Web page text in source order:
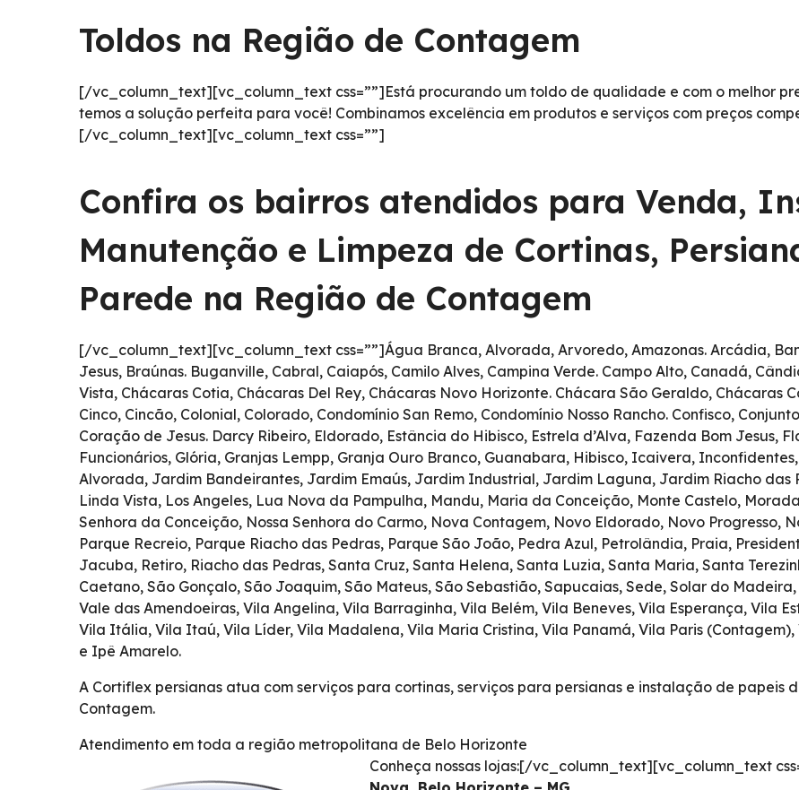
Toldos na Região de Contagem
[/vc_column_text][vc_column_text css=””]Está procurando um toldo de qualidade e com o melhor
temos a solução perfeita para você! Combinamos excelência em produtos e serviços com preços
[/vc_column_text][vc_column_text css=””]
Confira os bairros atendidos para Venda,
Manutenção e Limpeza de Cortinas,
Parede na Região de Contagem
[/vc_column_text][vc_column_text css=””]Água Branca, Alvorada, Arvoredo, Amazonas. Arcádia,
Jesus, Braúnas. Buganville, Cabral, Caiapós, Camilo Alves, Campina Verde. Campo Alto, Canadá,
Vista, Chácaras Cotia, Chácaras Del Rey, Chácaras Novo Horizonte. Chácara São Geraldo,
Cinco, Cincão, Colonial, Colorado, Condomínio San Remo, Condomínio Nosso Rancho. Confisco,
Coração de Jesus. Darcy Ribeiro, Eldorado, Estância do Hibisco, Estrela d’Alva, Fazenda Bom Jesus,
Funcionários, Glória, Granjas Lempp, Granja Ouro Branco, Guanabara, Hibisco, Icaivera,
Alvorada, Jardim Bandeirantes, Jardim Emaús, Jardim Industrial, Jardim Laguna, Jardim Riacho
Linda Vista, Los Angeles, Lua Nova da Pampulha, Mandu, Maria da Conceição, Monte Castelo,
Senhora da Conceição, Nossa Senhora do Carmo, Nova Contagem, Novo Eldorado, Novo Progresso,
Parque Recreio, Parque Riacho das Pedras, Parque São João, Pedra Azul, Petrolândia, Praia,
Jacuba, Retiro, Riacho das Pedras, Santa Cruz, Santa Helena, Santa Luzia, Santa Maria, Santa
Caetano, São Gonçalo, São Joaquim, São Mateus, São Sebastião, Sapucaias, Sede, Solar do
Vale das Amendoeiras, Vila Angelina, Vila Barraginha, Vila Belém, Vila Beneves, Vila Esperança, Vila
Vila Itália, Vila Itaú, Vila Líder, Vila Madalena, Vila Maria Cristina, Vila Panamá, Vila Paris
e Ipê Amarelo.
A Cortiflex persianas atua com serviços para cortinas, serviços para persianas e instalação de papeis
Contagem.
Atendimento em toda a região metropolitana de Belo Horizonte
Conheça nossas lojas:[/vc_column_text][vc_column_text